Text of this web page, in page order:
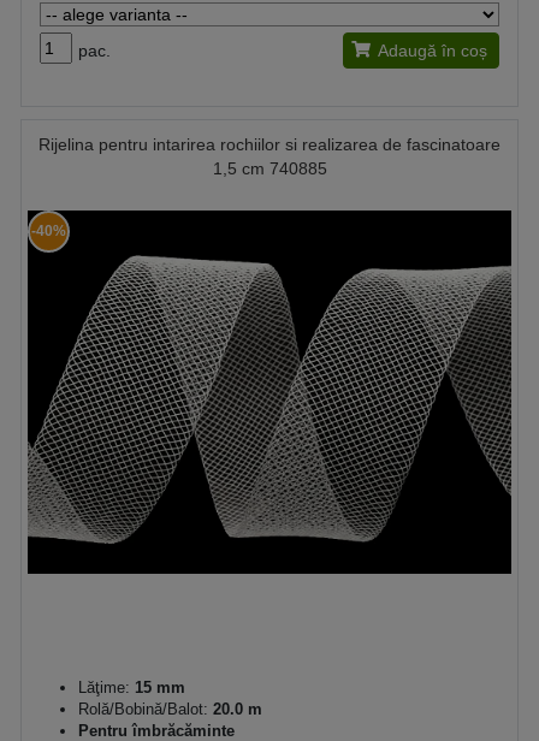
pac. Adaugă în coș
Rijelina pentru intarirea rochiilor si realizarea de fascinatoare
1,5 cm 740885
-40%
Lăţime: 15 mm
Rolă/Bobină/Balot: 20.0 m
Pentru îmbrăcăminte